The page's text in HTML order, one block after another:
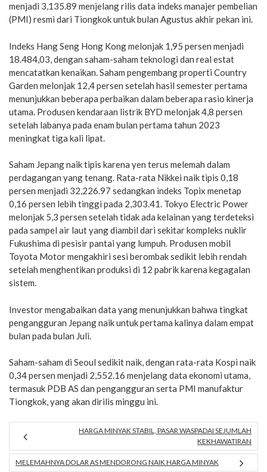
menjadi 3,135.89 menjelang rilis data indeks manajer pembelian
(PMI) resmi dari Tiongkok untuk bulan Agustus akhir pekan ini.
Indeks Hang Seng Hong Kong melonjak 1,95 persen menjadi
18.484,03, dengan saham-saham teknologi dan real estat
mencatatkan kenaikan. Saham pengembang properti Country
Garden melonjak 12,4 persen setelah hasil semester pertama
menunjukkan beberapa perbaikan dalam beberapa rasio kinerja
utama. Produsen kendaraan listrik BYD melonjak 4,8 persen
setelah labanya pada enam bulan pertama tahun 2023
meningkat tiga kali lipat.
Saham Jepang naik tipis karena yen terus melemah dalam
perdagangan yang tenang. Rata-rata Nikkei naik tipis 0,18
persen menjadi 32,226.97 sedangkan indeks Topix menetap
0,16 persen lebih tinggi pada 2,303.41. Tokyo Electric Power
melonjak 5,3 persen setelah tidak ada kelainan yang terdeteksi
pada sampel air laut yang diambil dari sekitar kompleks nuklir
Fukushima di pesisir pantai yang lumpuh. Produsen mobil
Toyota Motor mengakhiri sesi berombak sedikit lebih rendah
setelah menghentikan produksi di 12 pabrik karena kegagalan
sistem.
Investor mengabaikan data yang menunjukkan bahwa tingkat
pengangguran Jepang naik untuk pertama kalinya dalam empat
bulan pada bulan Juli.
Saham-saham di Seoul sedikit naik, dengan rata-rata Kospi naik
0,34 persen menjadi 2,552.16 menjelang data ekonomi utama,
termasuk PDB AS dan pengangguran serta PMI manufaktur
Tiongkok, yang akan dirilis minggu ini.
HARGA MINYAK STABIL, PASAR WASPADAI SEJUMLAH
KEKHAWATIRAN
MELEMAHNYA DOLAR AS MENDORONG NAIK HARGA MINYAK